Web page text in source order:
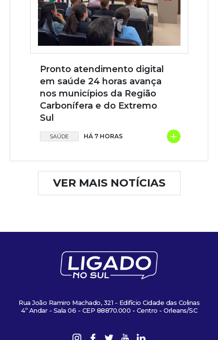
Pronto atendimento digital
em saúde 24 horas avança
nos municípios da Região
Carbonífera e do Extremo
Sul
SAÚDE HÁ 7 HORAS +
VER MAIS NOTÍCIAS
Rua João Ramiro Machado, 321 - Edifício Cidade das Colinas
4º Andar - Sala 06 - CEP 88870.000 - Centro - Orleans/SC